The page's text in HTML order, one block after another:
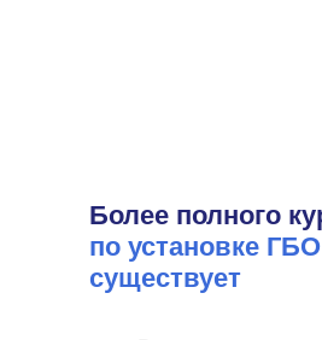
Более полного
по установке
существует